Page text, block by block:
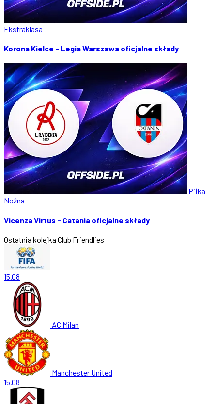
Ekstraklasa
Korona Kielce - Legia Warszawa oficjalne składy
Piłka
Nożna
Vicenza Virtus - Catania oficjalne składy
Ostatnia kolejka Club Friendlies
15.08
AC Milan
Manchester United
15.08